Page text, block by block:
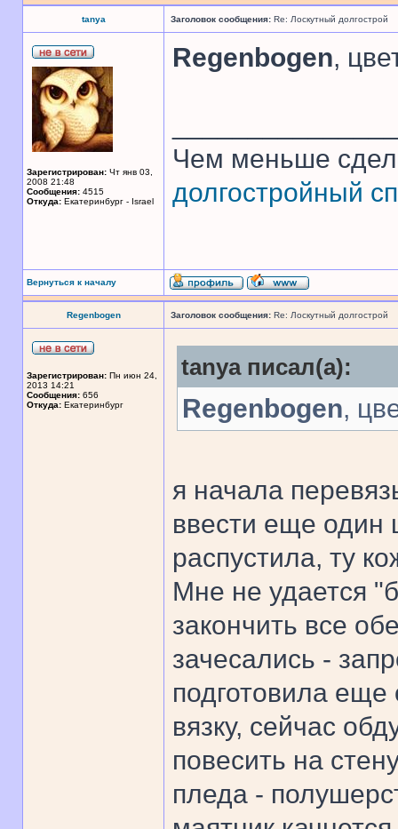
tanya Заголовок сообщения: Re: Лоскутный долгострой
Зарегистрирован: Чт янв 03,
2008 21:48
Сообщения: 4515
Откуда: Екатеринбург - Israel
Regenbogen,
Чем меньше
долгостройный
Вернуться к началу
Regenbogen Заголовок сообщения: Re: Лоскутный долгострой
Зарегистрирован: Пн июн 24,
2013 14:21
Сообщения: 656
Откуда: Екатеринбург
tanya писал(а):
Regenbogen,
я начала
ввести еще один
распустила, ту
Мне не удается
закончить все
зачесались -
подготовила еще
вязку, сейчас
повесить на
пледа -